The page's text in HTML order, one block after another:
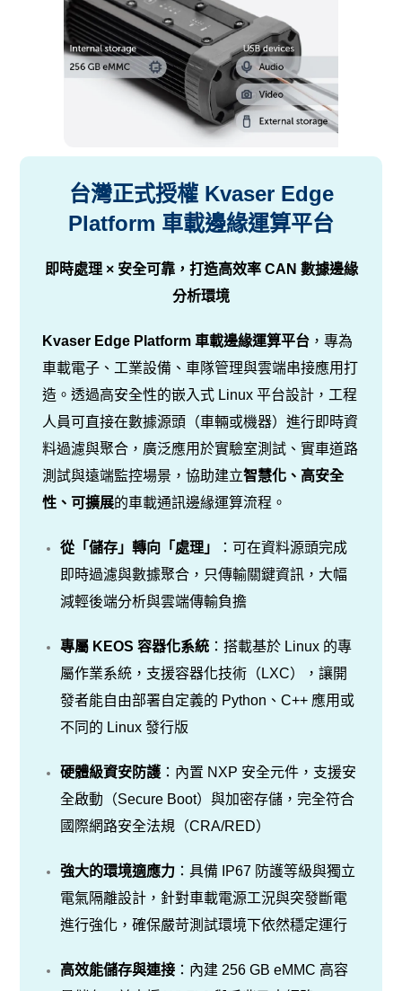
台灣正式授權 Kvaser Edge
Platform 車載邊緣運算平台
即時處理 × 安全可靠，打造高效率 CAN 數據邊緣
分析環境
Kvaser Edge Platform 車載邊緣運算平台 ，專為
車載電子、工業設備、車隊管理與雲端串接應用打
造。透過高安全性的嵌入式 Linux 平台設計，工程
人員可直接在數據源頭（車輛或機器）進行即時資
料過濾與聚合，廣泛應用於實驗室測試、實車道路
測試與遠端監控場景，協助建立智慧化、高安全
性、可擴展的車載通訊邊緣運算流程。
從「儲存」轉向「處理」
：可在資料源頭完成
即時過濾與數據聚合，只傳輸關鍵資訊，大幅
減輕後端分析與雲端傳輸負擔
專屬 KEOS 容器化系統 ：搭載基於 Linux 的專
屬作業系統，支援容器化技術（LXC），讓開
發者能自由部署自定義的 Python、C++ 應用或
不同的 Linux 發行版
硬體級資安防護 ：內置 NXP 安全元件，支援安
全啟動（Secure Boot）與加密存儲，完全符合
國際網路安全法規（CRA/RED）
強大的環境適應力 ：具備 IP67 防護等級與獨立
電氣隔離設計，針對車載電源工況與突發斷電
進行強化，確保嚴苛測試環境下依然穩定運行
高效能儲存與連接 ：內建 256 GB eMMC 高容